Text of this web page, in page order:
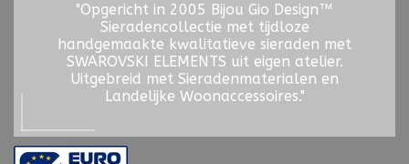
"Opgericht in 2005 Bijou Gio Design™
Sieradencollectie met tijdloze
handgemaakte kwalitatieve sieraden met
SWAROVSKI ELEMENTS uit eigen atelier.
Uitgebreid met Sieradenmaterialen en
Landelijke Woonaccessoires."